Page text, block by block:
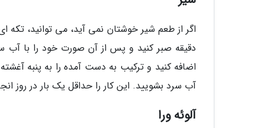
دقیقه صبر کنید و پس از آن صورت خود را با آب
آب سرد بشویید. این کار را حداقل یک بار در روز
آلوئه ورا